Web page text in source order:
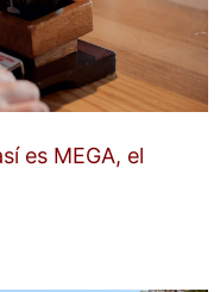
es MEGA, el